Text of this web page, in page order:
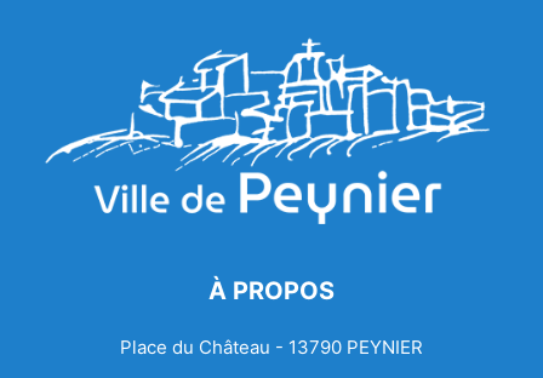
À PROPOS
Place du Château - 13790 PEYNIER